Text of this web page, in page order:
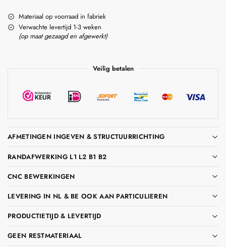
Materiaal op voorraad in fabriek
Verwachte levertijd 1-3 weken
(op maat gezaagd en afgewerkt)
Veilig betalen
AFMETINGEN INGEVEN & STRUCTUURRICHTING
RANDAFWERKING L1 L2 B1 B2
CNC BEWERKINGEN
LEVERING IN NL & BE OOK AAN PARTICULIEREN
PRODUCTIETIJD & LEVERTIJD
GEEN RESTMATERIAAL